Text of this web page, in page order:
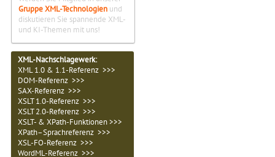
Gruppe XML-Technologien und
diskutieren Sie spannende XML-
und KI-Themen mit uns!
XML-Nachschlagewerk:
XML 1.0 & 1.1-Referenz >>>
DOM-Referenz >>>
SAX-Referenz >>>
XSLT 1.0-Referenz >>>
XSLT 2.0-Referenz >>>
XSLT- & XPath-Funktionen >>>
XPath–Sprachreferenz >>>
XSL-FO-Referenz >>>
WordML-Referenz >>>